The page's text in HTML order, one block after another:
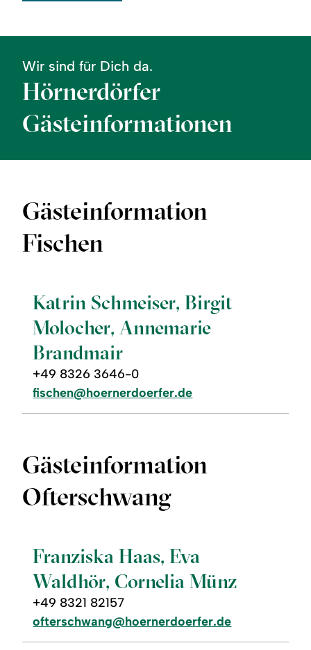
Wir sind für Dich da.
Hörnerdörfer
Gästeinformationen
Gästeinformation
Fischen
Katrin Schmeiser, Birgit
Molocher, Annemarie
Brandmair
+49 8326 3646-0
fischen@hoernerdoerfer.de
Gästeinformation
Ofterschwang
Franziska Haas, Eva
Waldhör, Cornelia Münz
+49 8321 82157
ofterschwang@hoernerdoerfer.de